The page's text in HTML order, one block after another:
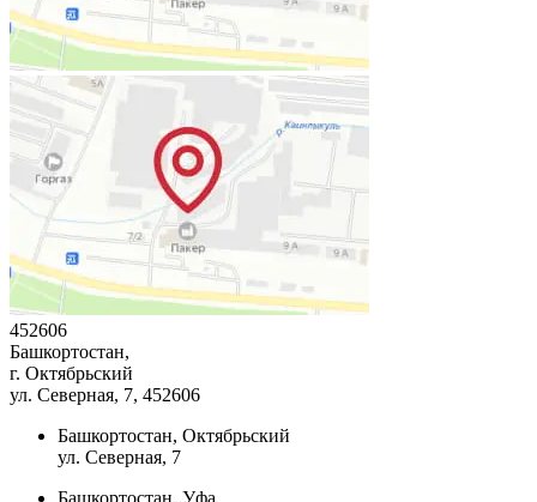
452606
Башкортостан,
г. Октябрьский
ул. Северная, 7, 452606
Башкортостан, Октябрьский
ул. Северная, 7
Башкортостан, Уфа